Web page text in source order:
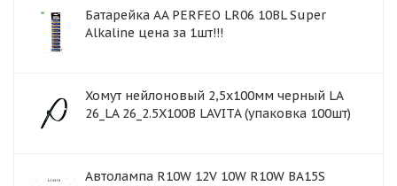
Батарейка AA PERFEO LR06 10BL Super
Alkaline цена за 1шт!!!
Хомут нейлоновый 2,5x100мм черный LA
26_LA 26_2.5X100B LAVITA (упаковка 100шт)
Автолампа R10W 12V 10W R10W BA15S